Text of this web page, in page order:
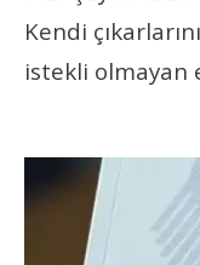
Kendi
istekli olmayan